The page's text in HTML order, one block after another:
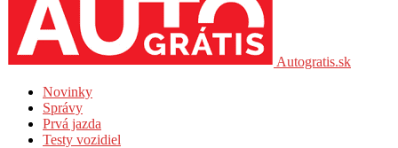
Autogratis.sk
Novinky
Správy
Prvá jazda
Testy vozidiel